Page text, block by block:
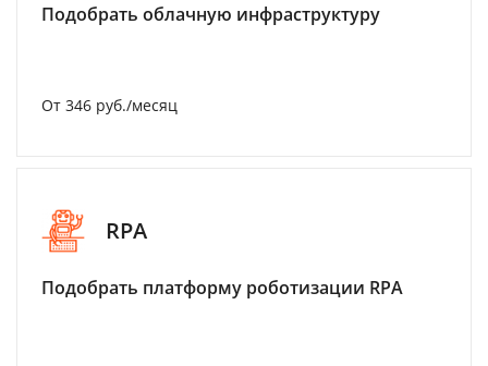
Подобрать облачную инфраструктуру
От 346 руб./месяц
RPA
Подобрать платформу роботизации RPA